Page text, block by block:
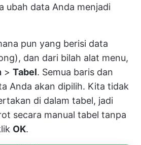
ubah data Anda menjadi
pun yang berisi data
dan dari bilah alat menu,
> Tabel. Semua baris dan
Anda akan dipilih. Kita tidak
di dalam tabel, jadi
secara manual tabel tanpa
OK.